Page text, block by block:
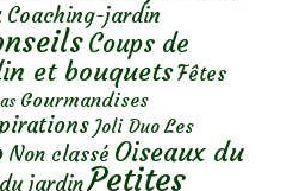
Coaching-jardin
Coups de
et bouquetsFêtes
Gourmandises
Joli Duo Les
Non classé Oiseaux du
jardinPetites